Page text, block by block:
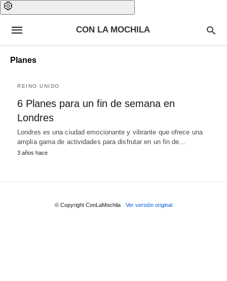
CON LA MOCHILA
Planes
REINO UNIDO
6 Planes para un fin de semana en
Londres
Londres es una ciudad emocionante y vibrante que ofrece una
amplia gama de actividades para disfrutar en un fin de…
3 años hace
© Copyright ConLaMochila Ver versión original